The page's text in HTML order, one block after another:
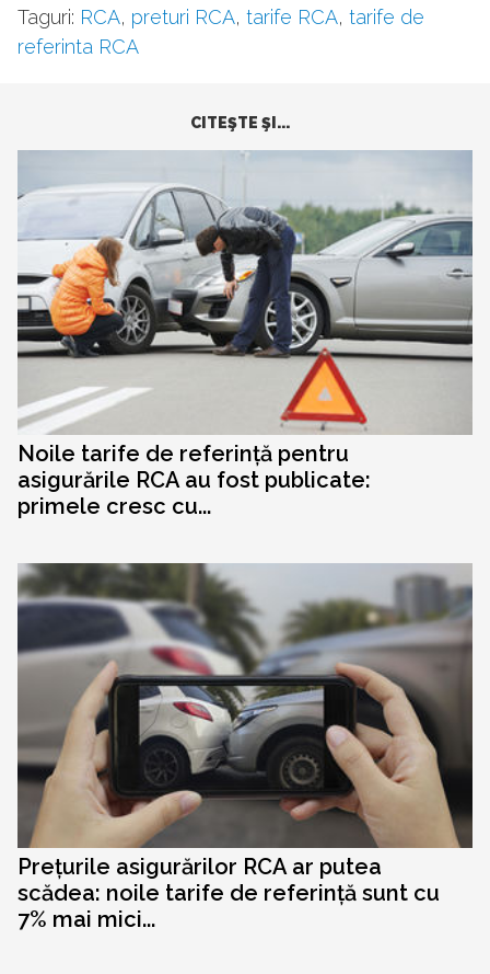
Taguri: RCA, preturi RCA, tarife RCA, tarife de
referinta RCA
CITEŞTE ŞI...
Noile tarife de referință pentru
asigurările RCA au fost publicate:
primele cresc cu...
Prețurile asigurărilor RCA ar putea
scădea: noile tarife de referință sunt cu
7% mai mici...